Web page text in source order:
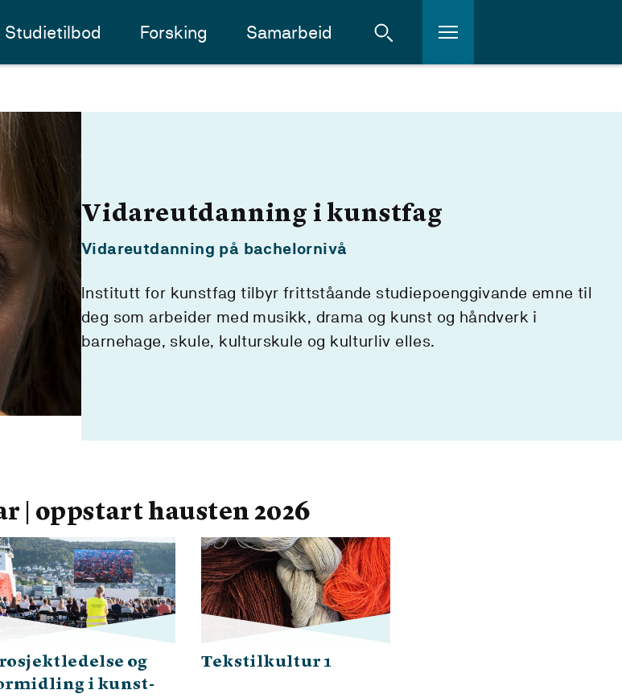
Studietilbod Forsking Samarbeid
Vidareutdanning i kunstfag
Vidareutdanning på bachelornivå
Institutt for kunstfag tilbyr frittståande studiepoenggivande emne til
deg som arbeider med musikk, drama og kunst og håndverk i
barnehage, skule, kulturskule og kulturliv elles.
| oppstart hausten 2026
og
i kunst-
Tekstilkultur 1